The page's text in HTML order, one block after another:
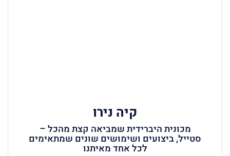
קיה נירו
מכונית היברידית שמביאה קצת מהכל –
סטייל, ביצועים ושימושים שונים שמתאימים
לכל אחד מאיתנו